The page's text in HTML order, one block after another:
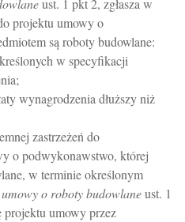
ust. 1 pkt 2, zgłasza w
projektu umowy o
są roboty budowlane:
w specyfikacji
wynagrodzenia dłuższy niż
zastrzeżeń do
o podwykonawstwo, której
w terminie określonym
o roboty budowlaneust. 1
projektu umowy przez